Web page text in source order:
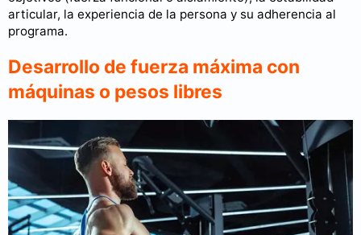
articular, la experiencia de la persona y su adherencia al
programa.
Desarrollo de fuerza máxima con
máquinas o pesos libres